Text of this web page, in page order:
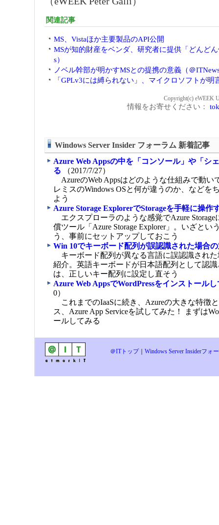
関連記事
MS、Vistaほか主要製品のAPI公開
MSが知的財産をベンダ、研究者に提供「どんど
s）
ノベル幹部が明かすMSとの提携の意義（＠
「GPLv3には縛られない」、マイクロソフトが明
Copyright(c) eWEEK
情報をお寄せください：
Windows Server Insider フォーラム 新着記事
Azure Web Appsの中を「コンソール」や「シ
る （2017/7/27）
AzureのWeb Appsはどのような仕組みで動い
レミスのWindows OSと何が違うのか、などを
よう
Azure Storage ExplorerでStorageを手軽に操作
エクスプローラのような感覚でAzure Storage
償ツール「Azure Storage Explorer」。いざとい
う、事前にセットアップしておこう
Win 10でキーボード配列が誤認識された場合
キーボード配列が異なる言語に誤認識され
紹介。英語キーボードが日本語配列として認
は、正しいキー配列に設定し直そう
Azure Web AppsでWordPressをインストール
0）
これまでのIaaSに続き、Azureの大きな特徴
ス、Azure App Serviceを試してみた！ まずは
ールしてみる
＠ITトップ｜ Windows Server Insiderフォ